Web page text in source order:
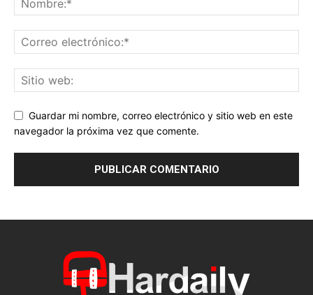
Guardar mi nombre, correo electrónico y sitio web en este
navegador la próxima vez que comente.